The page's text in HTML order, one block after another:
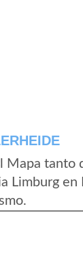
Mapa tanto
Limburg